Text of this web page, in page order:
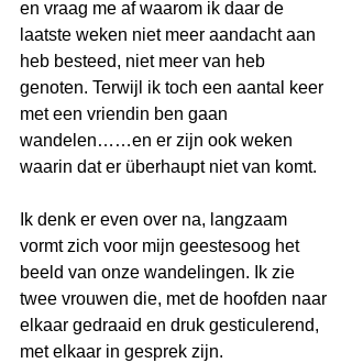
en vraag me af waarom ik daar de
laatste weken niet meer aandacht aan
heb besteed, niet meer van heb
genoten. Terwijl ik toch een aantal keer
met een vriendin ben gaan
wandelen……en er zijn ook weken
waarin dat er überhaupt niet van komt.
Ik denk er even over na, langzaam
vormt zich voor mijn geestesoog het
beeld van onze wandelingen. Ik zie
twee vrouwen die, met de hoofden naar
elkaar gedraaid en druk gesticulerend,
met elkaar in gesprek zijn.